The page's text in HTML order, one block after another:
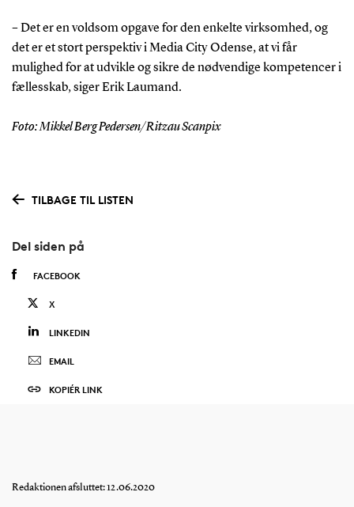
– Det er en voldsom opgave for den enkelte virksomhed, og
det er et stort perspektiv i Media City Odense, at vi får
mulighed for at udvikle og sikre de nødvendige kompetencer i
fællesskab, siger Erik Laumand.
Foto: Mikkel Berg Pedersen/Ritzau Scanpix
TILBAGE TIL LISTEN
Del siden på
FACEBOOK
X
LINKEDIN
EMAIL
KOPIÉR LINK
Redaktionen afsluttet: 12.06.2020